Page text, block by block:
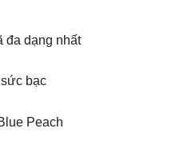
đa dạng nhất
bạc
Blue Peach